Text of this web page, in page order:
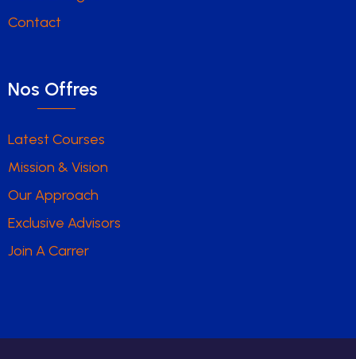
Contact
Nos Offres
Latest Courses
Mission & Vision
Our Approach
Exclusive Advisors
Join A Carrer